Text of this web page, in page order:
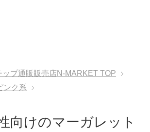
ップ通販販売店N-MARKET TOP
ンク系
向けのマーガレット